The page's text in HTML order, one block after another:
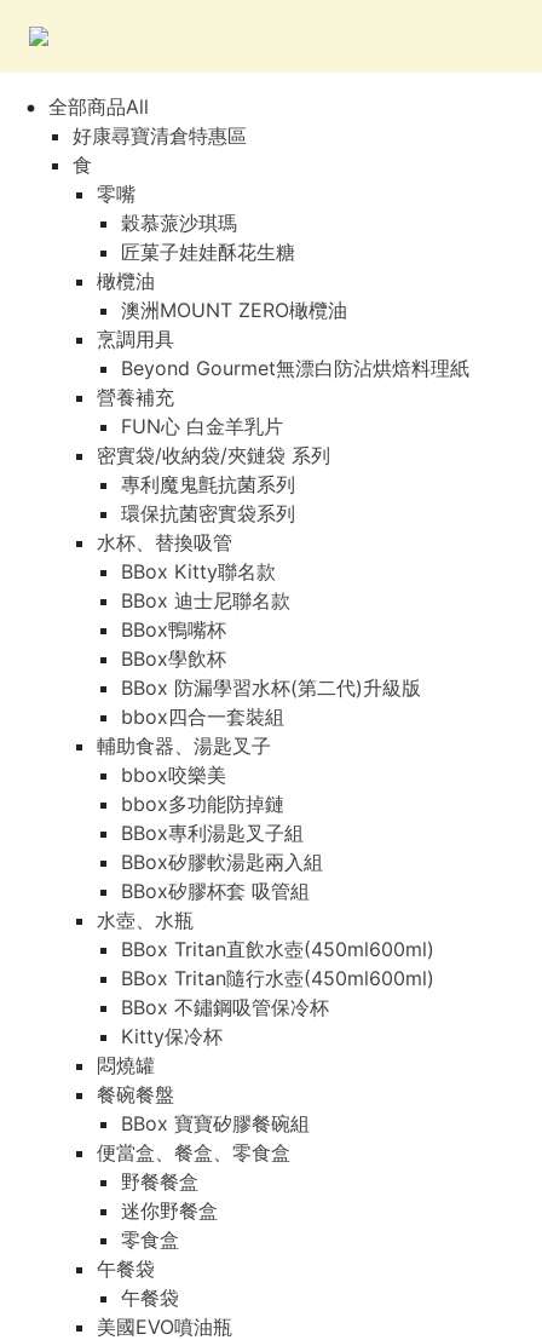
全部商品All
好康尋寶清倉特惠區
食
零嘴
穀慕蒎沙琪瑪
匠菓子娃娃酥花生糖
橄欖油
澳洲MOUNT ZERO橄欖油
烹調用具
Beyond Gourmet無漂白防沾烘焙料理紙
營養補充
FUN心 白金羊乳片
密實袋/收納袋/夾鏈袋 系列
專利魔鬼氈抗菌系列
環保抗菌密實袋系列
水杯、替換吸管
BBox Kitty聯名款
BBox 迪士尼聯名款
BBox鴨嘴杯
BBox學飲杯
BBox 防漏學習水杯(第二代)升級版
bbox四合一套裝組
輔助食器、湯匙叉子
bbox咬樂美
bbox多功能防掉鏈
BBox專利湯匙叉子組
BBox矽膠軟湯匙兩入組
BBox矽膠杯套 吸管組
水壺、水瓶
BBox Tritan直飲水壺(450ml600ml)
BBox Tritan隨行水壺(450ml600ml)
BBox 不鏽鋼吸管保冷杯
Kitty保冷杯
悶燒罐
餐碗餐盤
BBox 寶寶矽膠餐碗組
便當盒、餐盒、零食盒
野餐餐盒
迷你野餐盒
零食盒
午餐袋
午餐袋
美國EVO噴油瓶